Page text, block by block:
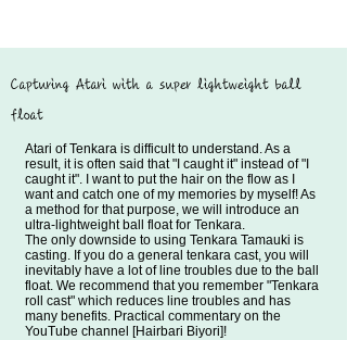
​Capturing Atari with a super lightweight ball
float
Atari of Tenkara is difficult to understand. As a
result, it is often said that "I caught it" instead of "I
caught it". I want to put the hair on the flow as I
want and catch one of my memories by myself! As
a method for that purpose, we will introduce an
ultra-lightweight ball float for Tenkara.
The only downside to using Tenkara Tamauki is
casting. If you do a general tenkara cast, you will
inevitably have a lot of line troubles due to the ball
float. We recommend that you remember "Tenkara
roll cast" which reduces line troubles and has
many benefits. Practical commentary on the
YouTube channel [Hairbari Biyori]!